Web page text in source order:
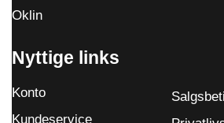
Oklin
Nyttige links
Konto
Kundeservice